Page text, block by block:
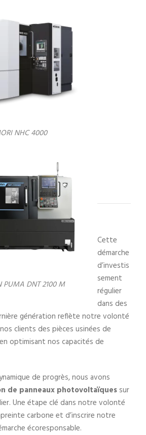
NHC 4000
DNT 2100 M
Cette
démarche
d’investis
sement
régulier
dans des
génération reflète notre volonté
clients des pièces usinées de
optimisant nos capacités de
de progrès, nous avons
de panneaux photovoltaïques sur
Une étape clé dans notre volonté
carbone et d’inscrire notre
écoresponsable.